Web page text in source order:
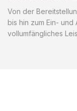
Von der
bis hin zum Ein-
vollumfängliches